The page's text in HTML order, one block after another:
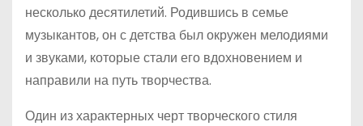
несколько десятилетий. Родившись в семье
музыкантов, он с детства был окружен мелодиями
и звуками, которые стали его вдохновением и
направили на путь творчества.
Один из характерных черт творческого стиля